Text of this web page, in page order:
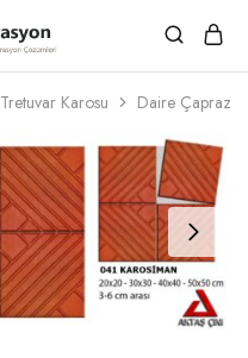
Tretuvar Karosu Daire Çapraz